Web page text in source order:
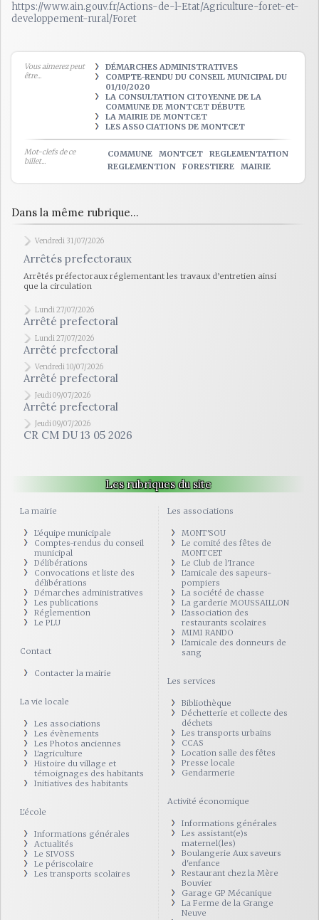
https://www.ain.gouv.fr/Actions-de-l-Etat/Agriculture-foret-et-
developpement-rural/Foret
Vous aimerez peut
être...
DÉMARCHES ADMINISTRATIVES
COMPTE-RENDU DU CONSEIL MUNICIPAL DU
01/10/2020
LA CONSULTATION CITOYENNE DE LA
COMMUNE DE MONTCET DÉBUTE
LA MAIRIE DE MONTCET
LES ASSOCIATIONS DE MONTCET
Mot-clefs de ce
billet...
COMMUNE MONTCET
REGLEMENTATION
REGLEMENTION
FORESTIERE MAIRIE
Dans la même rubrique...
Vendredi 31/07/2026
Arrêtés prefectoraux
Arrêtés préfectoraux réglementant les travaux d’entretien ainsi
que la circulation
Lundi 27/07/2026
Arrêté prefectoral
Lundi 27/07/2026
Arrêté prefectoral
Vendredi 10/07/2026
Arrêté prefectoral
Jeudi 09/07/2026
Arrêté prefectoral
Jeudi 09/07/2026
CR CM DU 13 05 2026
Les rubriques du site
La mairie
L'équipe municipale
Comptes-rendus du conseil
municipal
Délibérations
Convocations et liste des
délibérations
Démarches administratives
Les publications
Réglemention
Le PLU
Contact
Contacter la mairie
La vie locale
Les associations
Les évènements
Les Photos anciennes
L'agriculture
Histoire du village et
témoignages des habitants
Initiatives des habitants
L'école
Informations générales
Actualités
Le SIVOSS
Le périscolaire
Les transports scolaires
Les associations
MONT'SOU
Le comité des fêtes de
MONTCET
Le Club de l'Irance
L'amicale des sapeurs-
pompiers
La société de chasse
La garderie MOUSSAILLON
L'association des
restaurants scolaires
MIMI RANDO
L'amicale des donneurs de
sang
Les services
Bibliothèque
Déchetterie et collecte des
déchets
Les transports urbains
CCAS
Location salle des fêtes
Presse locale
Gendarmerie
Activité économique
Informations générales
Les assistant(e)s
maternel(les)
Boulangerie Aux saveurs
d'enfance
Restaurant chez la Mère
Bouvier
Garage GP Mécanique
La Ferme de la Grange
Neuve